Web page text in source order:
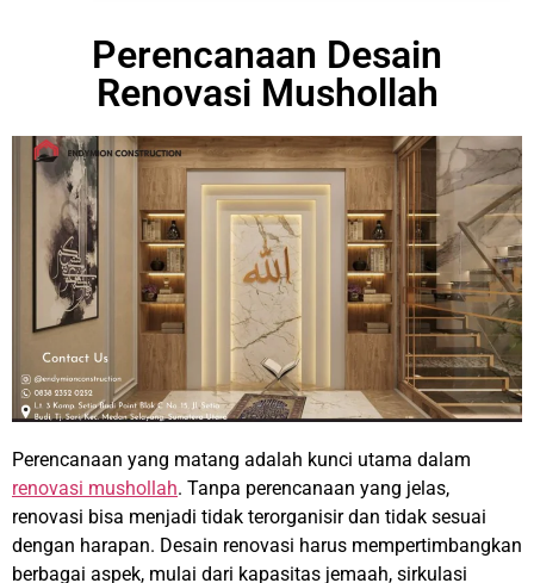
Perencanaan Desain
Renovasi Mushollah
Perencanaan yang matang adalah kunci utama dalam
renovasi mushollah. Tanpa perencanaan yang jelas,
renovasi bisa menjadi tidak terorganisir dan tidak sesuai
dengan harapan. Desain renovasi harus mempertimbangkan
berbagai aspek, mulai dari kapasitas jemaah, sirkulasi